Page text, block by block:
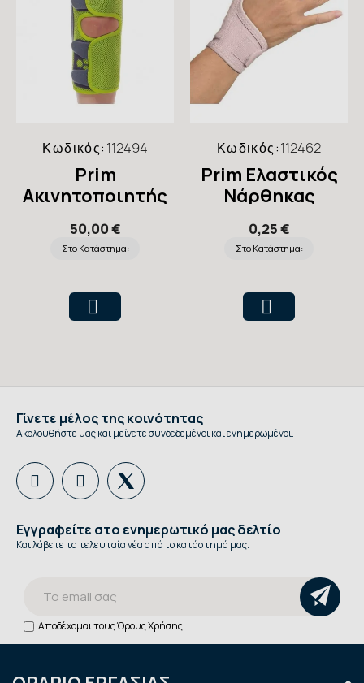
Κωδικός: 112494
Prim
Ακινητοποιητής
Παιδικός
50,00 €
Στο Κατάστημα:
Κωδικός:112462
Prim Ελαστικός
Νάρθηκας
Καρπού &
Αντίχειρα
0,25 €
Στο Κατάστημα:
Γίνετε μέλος της κοινότητας
Ακολουθήστε μας και μείνετε συνδεδεμένοι και ενημερωμένοι.
Εγγραφείτε στο ενημερωτικό μας δελτίο
Και λάβετε τα τελευταία νέα από το κατάστημά μας.
Αποδέχομαι τουςΌρους Χρήσης